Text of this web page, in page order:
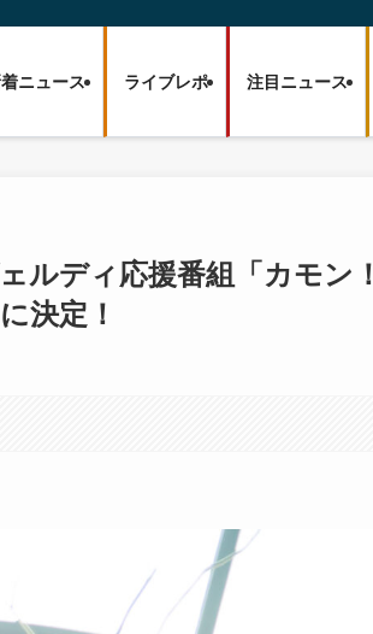
ニュース ライブレポ 注目ニュース
ルディ応援番組「カモン！
決定！